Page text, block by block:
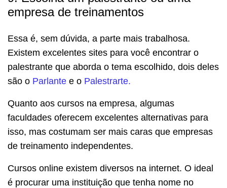
empresa de treinamentos
Essa é, sem dúvida, a parte mais trabalhosa.
Existem excelentes sites para você encontrar o
palestrante que aborda o tema escolhido, dois deles
são o Parlante e o Palestrarte.
Quanto aos cursos na empresa, algumas
faculdades oferecem excelentes alternativas para
isso, mas costumam ser mais caras que empresas
de treinamento independentes.
Cursos online existem diversos na internet. O ideal
é procurar uma instituição que tenha nome no